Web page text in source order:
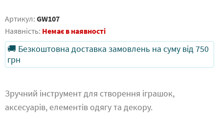
Артикул: GW107
Наявність: Немає в наявності
🚚 Безкоштовна доставка замовлень на суму від 750
грн
Зручний інструмент для створення іграшок,
аксесуарів, елементів одягу та декору.